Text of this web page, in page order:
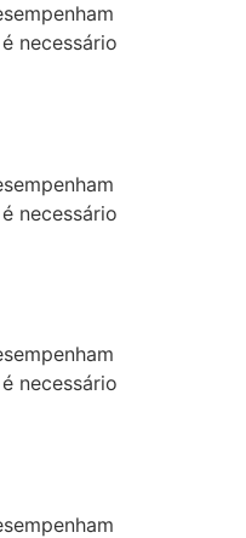
necessário
necessário
necessário